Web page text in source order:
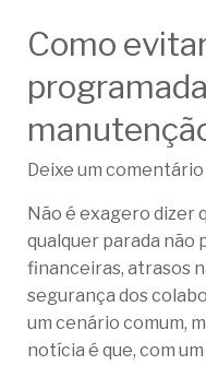
Como
Deixe um comentário
Não é exagero dizer
qualquer parada não
financeiras, atrasos
segurança dos
um cenário comum,
notícia é que, com